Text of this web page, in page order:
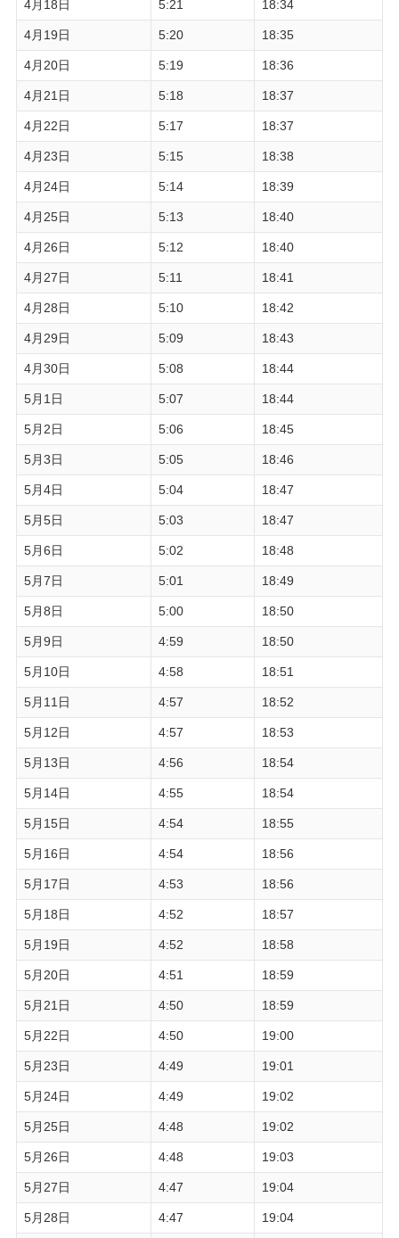
4月18日 5:21 18:34
4月19日 5:20 18:35
4月20日 5:19 18:36
4月21日 5:18 18:37
4月22日 5:17 18:37
4月23日 5:15 18:38
4月24日 5:14 18:39
4月25日 5:13 18:40
4月26日 5:12 18:40
4月27日 5:11 18:41
4月28日 5:10 18:42
4月29日 5:09 18:43
4月30日 5:08 18:44
5月1日 5:07 18:44
5月2日 5:06 18:45
5月3日 5:05 18:46
5月4日 5:04 18:47
5月5日 5:03 18:47
5月6日 5:02 18:48
5月7日 5:01 18:49
5月8日 5:00 18:50
5月9日 4:59 18:50
5月10日 4:58 18:51
5月11日 4:57 18:52
5月12日 4:57 18:53
5月13日 4:56 18:54
5月14日 4:55 18:54
5月15日 4:54 18:55
5月16日 4:54 18:56
5月17日 4:53 18:56
5月18日 4:52 18:57
5月19日 4:52 18:58
5月20日 4:51 18:59
5月21日 4:50 18:59
5月22日 4:50 19:00
5月23日 4:49 19:01
5月24日 4:49 19:02
5月25日 4:48 19:02
5月26日 4:48 19:03
5月27日 4:47 19:04
5月28日 4:47 19:04